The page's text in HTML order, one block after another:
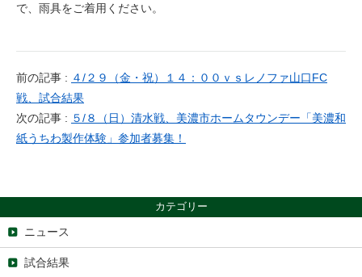
で、雨具をご着用ください。
前の記事 : ４/２９（金・祝）１４：００ｖｓレノファ山口FC
戦、試合結果
次の記事 : ５/８（日）清水戦、美濃市ホームタウンデー「美濃和
紙うちわ製作体験」参加者募集！
カテゴリー
ニュース
試合結果